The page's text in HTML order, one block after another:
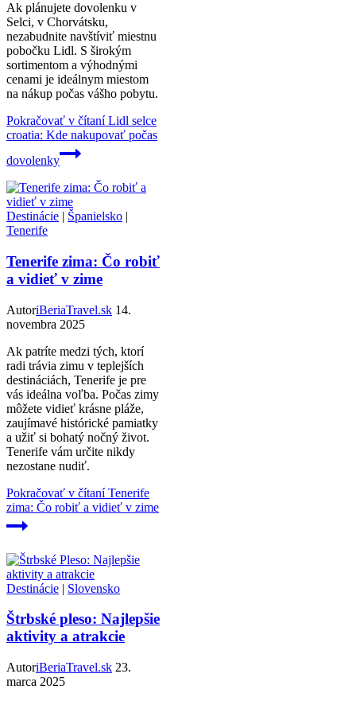
Ak plánujete dovolenku v
Selci, v Chorvátsku,
nezabudnite navštíviť miestnu
pobočku Lidl. S širokým
sortimentom a výhodnými
cenami je ideálnym miestom
na nákup počas vášho pobytu.
Pokračovať v čítaníLidl selce
croatia: Kde nakupovať počas
dovolenky
Destinácie | Španielsko |
Tenerife
Tenerife zima: Čo robiť
a vidieť v zime
AutoriBeriaTravel.sk 14.
novembra 2025
Ak patríte medzi tých, ktorí
radi trávia zimu v teplejších
destináciách, Tenerife je pre
vás ideálna voľba. Počas zimy
môžete vidieť krásne pláže,
zaujímavé histórické pamiatky
a užiť si bohatý nočný život.
Tenerife vám určite nikdy
nezostane nudiť.
Pokračovať v čítaníTenerife
zima: Čo robiť a vidieť v zime
Destinácie | Slovensko
Štrbské pleso: Najlepšie
aktivity a atrakcie
AutoriBeriaTravel.sk 23.
marca 2025